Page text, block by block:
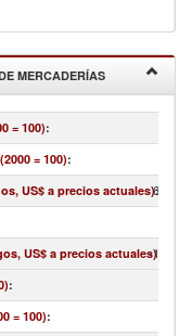
MERCADERÍAS
= 100):
= 100):
US$ a precios actuales):
US$ a precios actuales)
-
:
= 100):